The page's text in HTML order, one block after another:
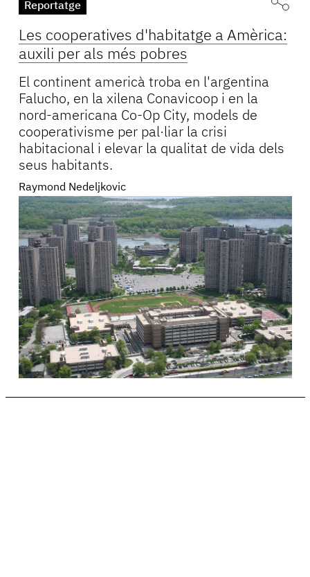
Reportatge
Les cooperatives d'habitatge a Amèrica:
auxili per als més pobres
El continent americà troba en l'argentina
Falucho, en la xilena Conavicoop i en la
nord-americana Co-Op City, models de
cooperativisme per pal·liar la crisi
habitacional i elevar la qualitat de vida dels
seus habitants.
Raymond Nedeljkovic